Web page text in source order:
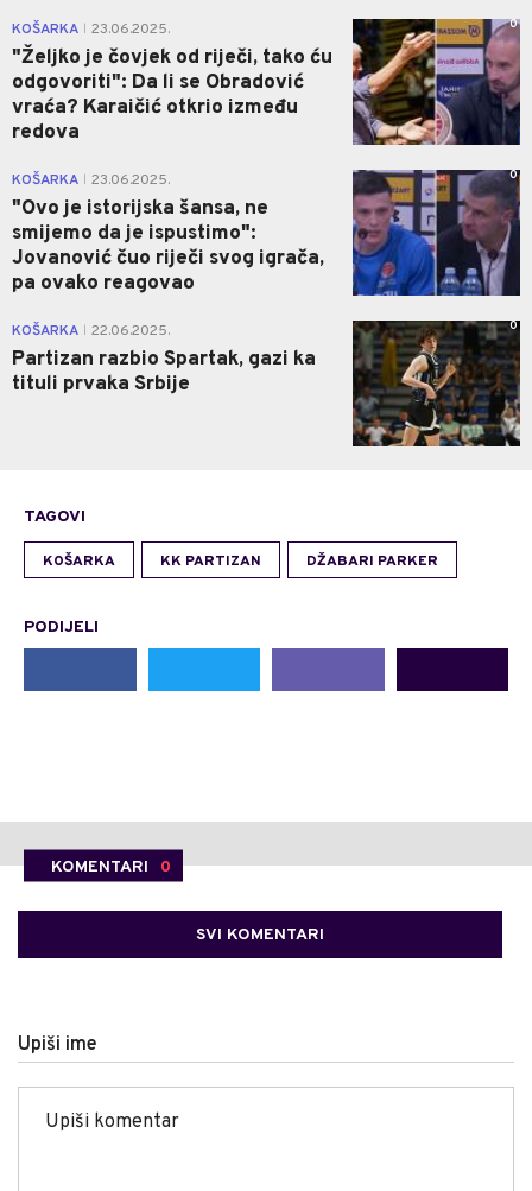
KOŠARKA 23.06.2025.
"Željko je čovjek od riječi, tako ću
odgovoriti": Da li se Obradović
vraća? Karaičić otkrio između
redova
0
KOŠARKA 23.06.2025.
"Ovo je istorijska šansa, ne
smijemo da je ispustimo":
Jovanović čuo riječi svog igrača,
pa ovako reagovao
0
KOŠARKA 22.06.2025.
Partizan razbio Spartak, gazi ka
tituli prvaka Srbije
0
TAGOVI
KOŠARKA KK PARTIZAN DŽABARI PARKER
PODIJELI
KOMENTARI 0
SVI KOMENTARI
Upiši ime